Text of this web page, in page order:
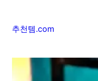
추천템.com